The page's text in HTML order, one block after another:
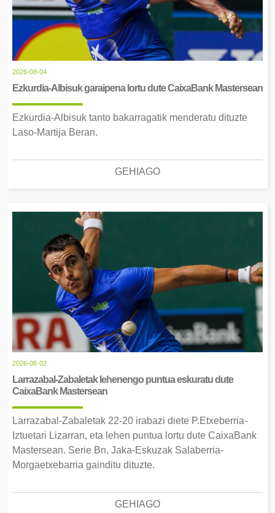
2026-08-04
Ezkurdia-Albisuk garaipena lortu dute CaixaBank Mastersean
Ezkurdia-Albisuk tanto bakarragatik menderatu dituzte
Laso-Martija Beran.
GEHIAGO
2026-08-02
Larrazabal-Zabaletak lehenengo puntua eskuratu dute
CaixaBank Mastersean
Larrazabal-Zabaletak 22-20 irabazi diete P.Etxeberria-
Iztuetari Lizarran, eta lehen puntua lortu dute CaixaBank
Mastersean. Serie Bn, Jaka-Eskuzak Salaberria-
Morgaetxebarria gainditu dituzte.
GEHIAGO